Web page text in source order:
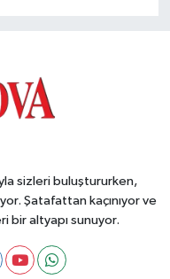
sizleri buluştururken,
Şatafattan kaçınıyor ve
bir altyapı sunuyor.